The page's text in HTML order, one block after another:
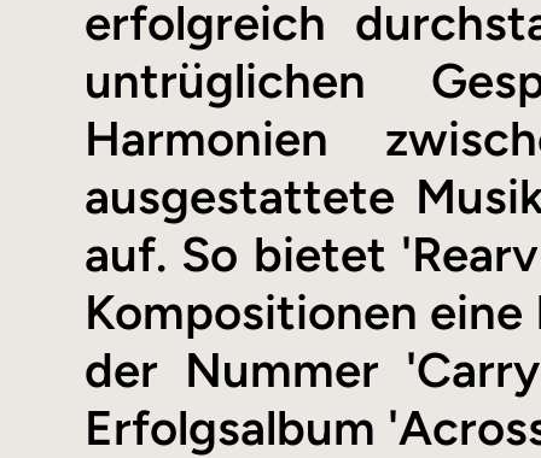
erfolgreich
untrüglichen
Harmonien
ausgestattete
auf. So bietet
Kompositionen
der Nummer
Erfolgsalbum